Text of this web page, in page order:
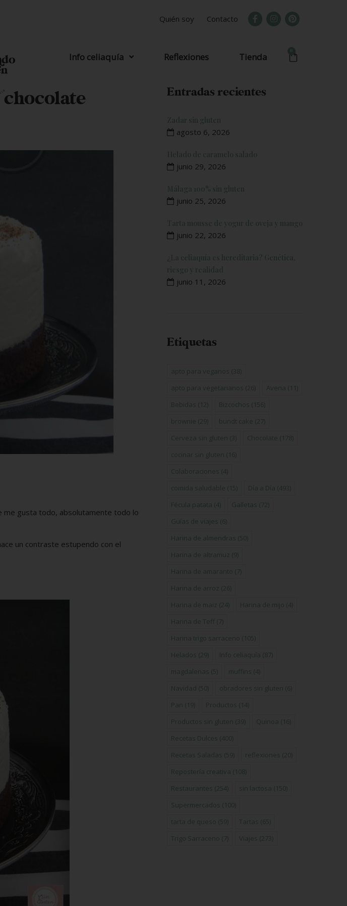
Quién soy Contacto
Info celiaquía Reflexiones Tienda
chocolate
me gusta todo, absolutamente todo lo
un contraste estupendo con el
Entradas recientes
Zadar sin gluten
agosto 6, 2026
Helado de caramelo salado
junio 29, 2026
Málaga 100% sin gluten
junio 25, 2026
Tarta mousse de yogur de oveja y mango
junio 22, 2026
¿La celiaquía es hereditaria? Genética,
riesgo y realidad
junio 11, 2026
Etiquetas
apto para veganos (38)
apto para vegetarianos (26) Avena (11)
Bebidas (12) Bizcochos (156)
brownie (29) bundt cake (27)
Cerveza sin gluten (3) Chocolate (178)
cocinar sin gluten (16)
Colaboraciones (4)
comida saludable (15) Día a Día (493)
Fécula patata (4) Galletas (72)
Guías de viajes (6)
Harina de almendras (50)
Harina de altramuz (9)
Harina de amaranto (7)
Harina de arroz (26)
Harina de maiz (24) Harina de mijo (4)
Harina de Teff (7)
Harina trigo sarraceno (105)
Helados (29) Info celiaquía (87)
magdalenas (5) muffins (4)
Navidad (50) obradores sin gluten (6)
Pan (19) Productos (14)
Productos sin gluten (39) Quinoa (16)
Recetas Dulces (400)
Recetas Saladas (59) reflexiones (20)
Repostería creativa (108)
Restaurantes (254) sin lactosa (150)
Supermercados (100)
tarta de queso (59) Tartas (65)
Trigo Sarraceno (7) Viajes (273)